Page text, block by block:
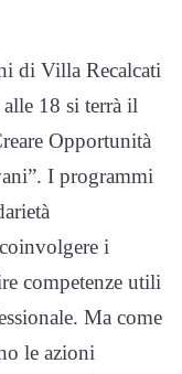
di Villa Recalcati
18 si terrà il
Opportunità
I programmi
i
competenze utili
Ma come
le azioni